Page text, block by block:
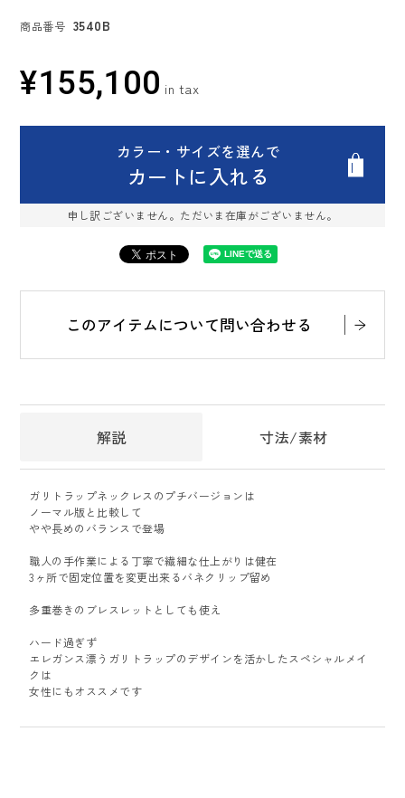
商品番号 3540B
¥155,100
カラー・サイズを選んで
カートに入れる
申し訳ございません。ただいま在庫がございません。
このアイテムについて問い合わせる
解説 寸法/素材
ガリトラップネックレスのプチバージョンは
ノーマル版と比較して
やや長めのバランスで登場
職人の手作業による丁寧で繊細な仕上がりは健在
3ヶ所で固定位置を変更出来るバネクリップ留め
多重巻きのブレスレットとしても使え
ハード過ぎず
エレガンス漂うガリトラップのデザインを活かしたスペシャルメイ
クは
女性にもオススメです